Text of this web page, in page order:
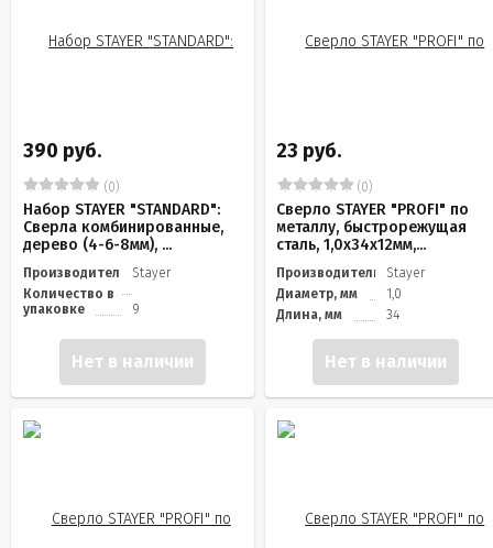
390 руб.
(0)
Набор STAYER "STANDARD":
Сверла комбинированные,
дерево (4-6-8мм), ...
Производитель
Stayer
Количество в
упаковке
9
Нет в наличии
23 руб.
(0)
Сверло STAYER "PROFI" по
металлу, быстрорежущая
сталь, 1,0х34х12мм,...
Производитель
Stayer
Диаметр, мм
1,0
Длина, мм
34
Нет в наличии